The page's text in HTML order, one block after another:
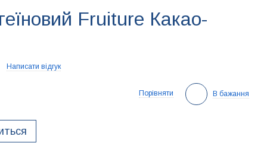
Fruiture Какао-
Написати відгук
Порівняти В бажання